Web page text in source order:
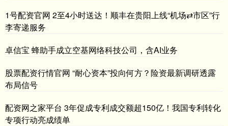
1号配资官网 2至4小时送达！顺丰在贵阳上线“机场⇄市区”行
李寄递服务
卓信宝 蜂助手成立空基网络科技公司，含AI业务
股票配资行情官网 “耐心资本”投向何方？险资最新调研透露
布局信号
配资网之家平台 3年促成专利成交额超150亿！我国专利转化
专项行动亮成绩单